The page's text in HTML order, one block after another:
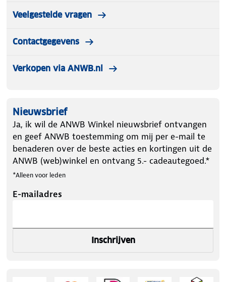
worden niet teruggenomen.
Veelgestelde vragen
Contactgegevens
Verkopen via ANWB.nl
Nieuwsbrief
Ja, ik wil de ANWB Winkel nieuwsbrief ontvangen
en geef ANWB toestemming om mij per e-mail te
benaderen over de beste acties en kortingen uit de
ANWB (web)winkel en ontvang 5.- cadeautegoed.*
*Alleen voor leden
E-mailadres
Inschrijven